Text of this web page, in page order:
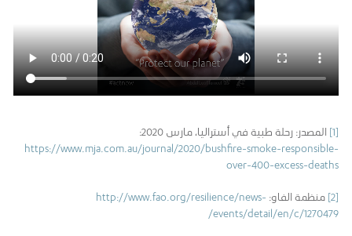
[1] المصدر: رحلة طبية في أستراليا، مارس 2020:
https://www.mja.com.au/journal/2020/bushfire-smoke-responsible-
over-400-excess-deaths
[2] منظمة الفاو: http://www.fao.org/resilience/news-
events/detail/en/c/1270479/